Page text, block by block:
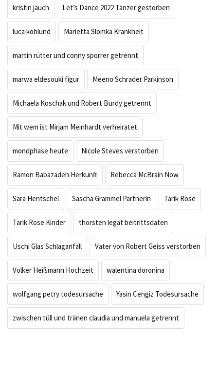
kristin jauch Let’s Dance 2022 Tänzer gestorben
luca kohlund Marietta Slomka Krankheit
martin rütter und conny sporrer getrennt
marwa eldesouki figur Meeno Schrader Parkinson
Michaela Koschak und Robert Burdy getrennt
Mit wem ist Mirjam Meinhardt verheiratet
mondphase heute Nicole Steves verstorben
Ramon Babazadeh Herkunft Rebecca McBrain Now
Sara Hentschel Sascha Grammel Partnerin Tarik Rose
Tarik Rose Kinder thorsten legat beitrittsdaten
Uschi Glas Schlaganfall Vater von Robert Geiss verstorben
Volker Heißmann Hochzeit walentina doronina
wolfgang petry todesursache Yasin Cengiz Todesursache
zwischen tüll und tränen claudia und manuela getrennt